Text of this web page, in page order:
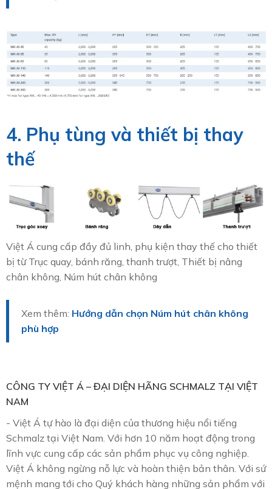
4. Phụ tùng và thiết bị thay
thế
Việt Á cung cấp đầy đủ linh, phụ kiện thay thế cho thiết
bị từ Trục quay, bánh răng, thanh trượt, Thiết bị nâng
chân không, Núm hút chân không
Xem thêm: Hướng dẫn chọn Núm hút chân không
phù hợp
CÔNG TY VIỆT Á – ĐẠI DIỆN HÃNG SCHMALZ TẠI VIỆT
NAM
- Việt Á tự hào là đại diện của thương hiệu nổi tiếng
Schmalz tại Việt Nam. Với hơn 10 năm hoạt động trong
lĩnh vực cung cấp các sản phẩm phục vụ công nghiệp.
Việt Á không ngừng nỗ lực và hoàn thiện bản thân. Với sứ
mệnh mang tới cho Quý khách hàng những sản phẩm với